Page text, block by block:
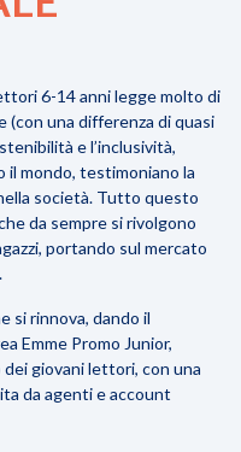
6-14 anni legge molto di
(con una differenza di quasi
e l’inclusività,
mondo, testimoniano la
società. Tutto questo
da sempre si rivolgono
portando sul mercato
si rinnova, dando il
Emme Promo Junior,
giovani lettori, con una
da agenti e account